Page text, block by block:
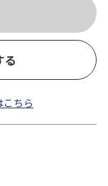
る
ちら